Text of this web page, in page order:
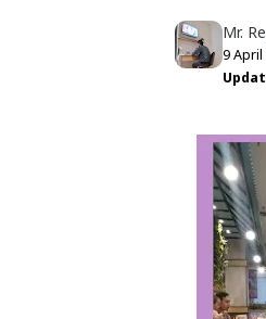
Mr.
9 April